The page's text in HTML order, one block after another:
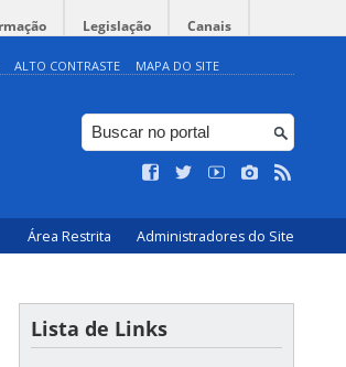
Legislação Canais
ALTO CONTRASTE MAPA DO SITE
Área Restrita Administradores do Site
Lista de Links